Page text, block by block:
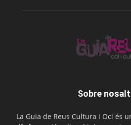
Sobre
La Guia de Reus Cultura i Oci és